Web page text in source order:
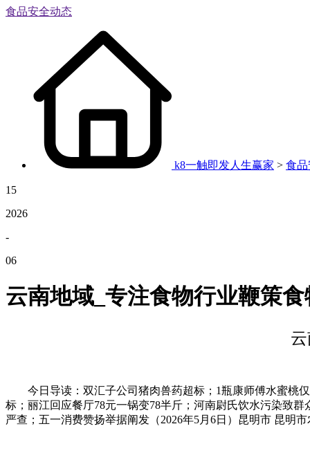
食品安全动态
k8一触即发人生赢家 > 食
15
2026
-
06
云南地域_专注食物行业鞭策
今日导读：双汇子公司猪肉兽药超标；1瓶康师傅水蜜桃仅
标；丽江回应餐厅78元一锅变78半斤；河南尉氏饮水污染致
严查；五一消费赞扬举据阐发（2026年5月6日）昆明市 昆明